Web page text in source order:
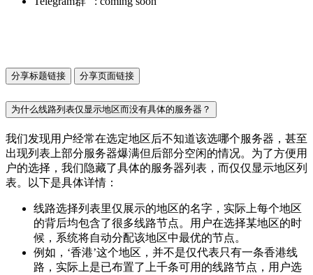
分享标题链接 分享页面链接
为什么线路列表仅显示地区而没有具体的服务器？
我们发现用户经常在选定地区后不知道该选哪个服务器，甚至
出现列表上部分服务器爆满但后部分空闲的情况。为了方便用
户的选择，我们隐藏了具体的服务器列表，而仅仅显示地区列
表。以下是具体详情：
线路选择列表里仅展示的地区的名字，实际上每个地区
的背后均包含了很多线路节点。用户在选择某地区的时
候，系统将自动分配该地区中最优的节点。
例如，‘香港’这个地区，并不是仅代表只有一条香港线
路，实际上是已布置了上千条可用的线路节点，用户选